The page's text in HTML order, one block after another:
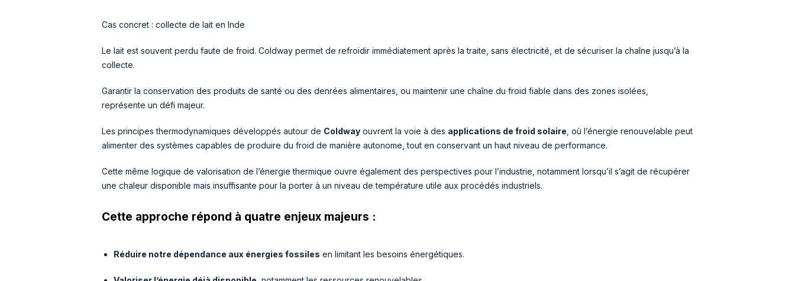
Cas concret : collecte de lait en Inde
Le lait est souvent perdu faute de froid. Coldway permet de refroidir immédiatement après la traite, sans électricité, et de sécuriser la chaîne jusqu’à la
collecte.
Garantir la conservation des produits de santé ou des denrées alimentaires, ou maintenir une chaîne du froid fiable dans des zones isolées,
représente un défi majeur.
Les principes thermodynamiques développés autour de Coldway ouvrent la voie à des applications de froid solaire , où l’énergie renouvelable peut
alimenter des systèmes capables de produire du froid de manière autonome, tout en conservant un haut niveau de performance.
Cette même logique de valorisation de l’énergie thermique ouvre également des perspectives pour l’industrie, notamment lorsqu’il s’agit de récupérer
une chaleur disponible mais insuffisante pour la porter à un niveau de température utile aux procédés industriels.
Cette approche répond à quatre enjeux majeurs :
Réduire notre dépendance aux énergies fossiles en limitant les besoins énergétiques.